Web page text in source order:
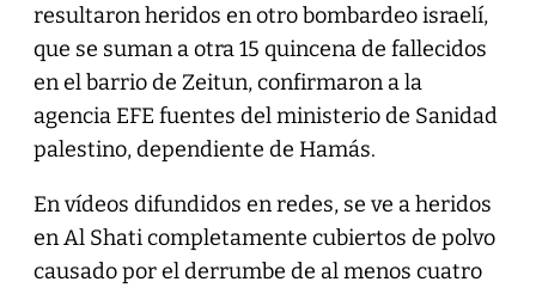
resultaron heridos en otro bombardeo israelí,
que se suman a otra 15 quincena de fallecidos
en el barrio de Zeitun, confirmaron a la
agencia EFE fuentes del ministerio de Sanidad
palestino, dependiente de Hamás.
En vídeos difundidos en redes, se ve a heridos
en Al Shati completamente cubiertos de polvo
causado por el derrumbe de al menos cuatro